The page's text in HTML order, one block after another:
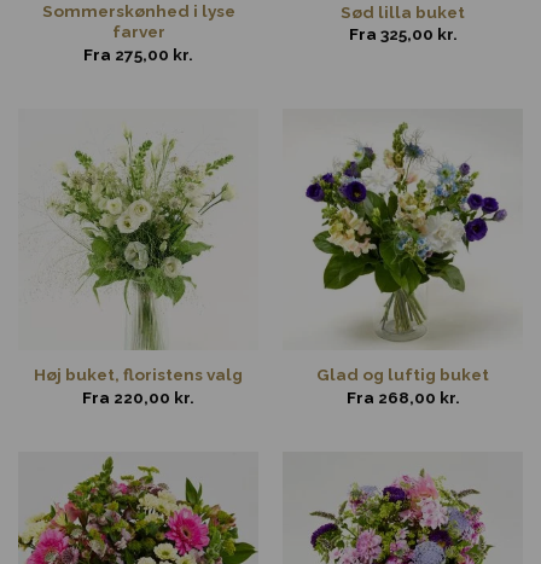
Sommerskønhed i lyse
farver
Fra 275,00 kr.
Sød lilla buket
Fra 325,00 kr.
Høj buket, floristens valg
Fra 220,00 kr.
Glad og luftig buket
Fra 268,00 kr.